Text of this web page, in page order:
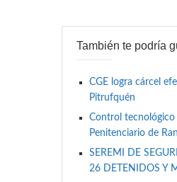
También te podría
CGE logra cárcel
Pitrufquén
Control
Penitenciario de
SEREMI DE
26 DETENIDOS Y